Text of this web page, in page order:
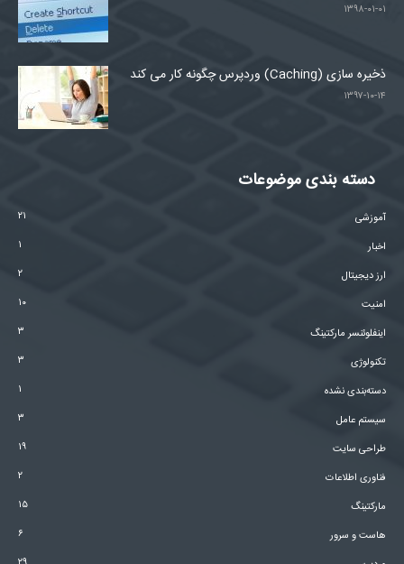
۱۳۹۸-۰۱-۰۱
ذخیره سازی (Caching) وردپرس چگونه کار می کند
۱۳۹۷-۱۰-۱۴
دسته بندی موضوعات
آموزشی
۲۱
اخبار
۱
ارز دیجیتال
۲
امنیت
۱۰
اینفلوئنسر مارکتینگ
۳
تکنولوژی
۳
دسته‌بندی نشده
۱
سیستم عامل
۳
طراحی سایت
۱۹
فناوری اطلاعات
۲
مارکتینگ
۱۵
هاست و سرور
۶